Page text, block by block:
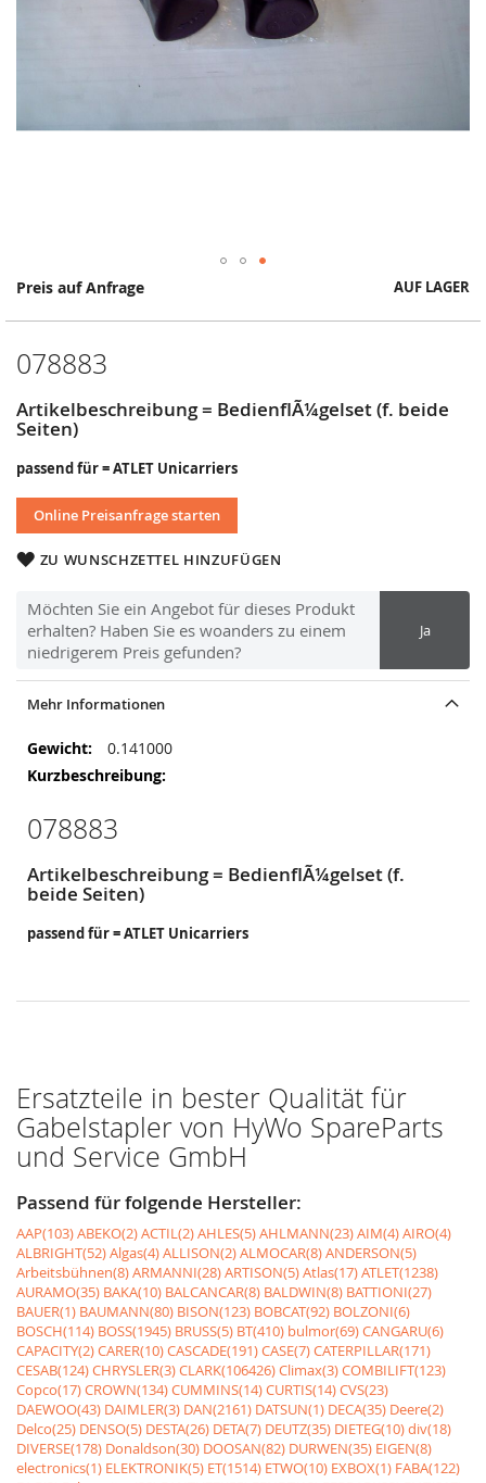
Preis auf Anfrage AUF LAGER
078883
Artikelbeschreibung = BedienflÃ¼gelset (f. beide
Seiten)
passend für = ATLET Unicarriers
Online Preisanfrage starten
ZU WUNSCHZETTEL HINZUFÜGEN
Möchten Sie ein Angebot für dieses Produkt
erhalten? Haben Sie es woanders zu einem
niedrigerem Preis gefunden?
Ja
Springe
Anfang
Bildergalerie
Mehr Informationen
Mehr
Informationen
0.141000
078883
Artikelbeschreibung = BedienflÃ¼gelset (f.
beide Seiten)
passend für = ATLET Unicarriers
Ersatzteile in bester Qualität für
Gabelstapler von HyWo SpareParts
und Service GmbH
Passend für folgende Hersteller:
AAP(103)ABEKO(2)ACTIL(2)AHLES(5)AHLMANN(23)AIM(4)AIRO(4)
ALBRIGHT(52)Algas(4)ALLISON(2)ALMOCAR(8)ANDERSON(5)
Arbeitsbühnen(8)ARMANNI(28)ARTISON(5)Atlas(17)ATLET(1238)
AURAMO(35) BAKA(10) BALCANCAR(8) BALDWIN(8) BATTIONI(27)
BAUER(1) BAUMANN(80) BISON(123) BOBCAT(92) BOLZONI(6)
BOSCH(114) BOSS(1945) BRUSS(5) BT(410) bulmor(69)CANGARU(6)
CAPACITY(2)CARER(10)CASCADE(191)CASE(7)CATERPILLAR(171)
CESAB(124)CHRYSLER(3)CLARK(106426)Climax(3)COMBILIFT(123)
Copco(17)CROWN(134)CUMMINS(14)CURTIS(14)CVS(23)
DAEWOO(43) DAIMLER(3) DAN(2161) DATSUN(1) DECA(35) Deere(2)
Delco(25) DENSO(5) DESTA(26) DETA(7) DEUTZ(35) DIETEG(10)div(18)
DIVERSE(178) Donaldson(30) DOOSAN(82) DURWEN(35) EIGEN(8)
electronics(1) ELEKTRONIK(5) ET(1514) ETWO(10) EXBOX(1) FABA(122)